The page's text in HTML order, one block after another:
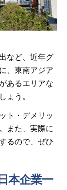
など、近年グ
、東南アジア
あるエリアな
ょう。
ト・デメリッ
また、実際に
るので、ぜひ
本企業一